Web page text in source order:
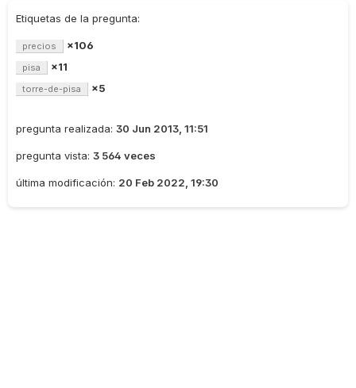
Etiquetas de la pregunta:
precios ×106
pisa ×11
torre-de-pisa ×5
pregunta realizada: 30 Jun 2013, 11:51
pregunta vista: 3 564 veces
última modificación: 20 Feb 2022, 19:30